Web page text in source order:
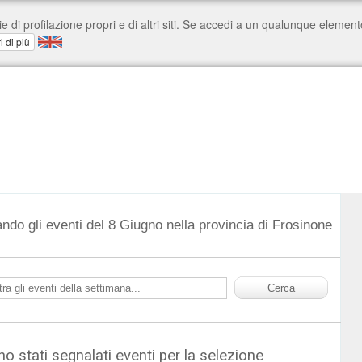
gli eventi del 8 Giugno nella provincia di Frosinone
stati segnalati eventi per la selezione